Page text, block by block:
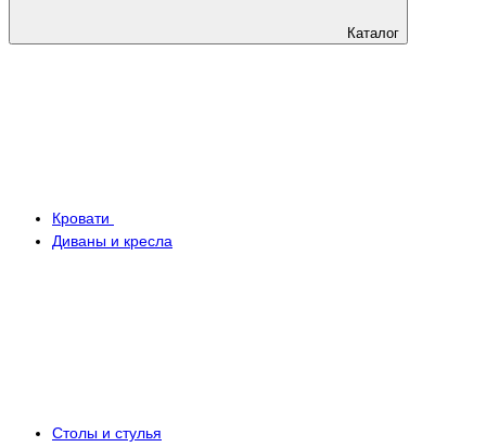
Каталог
Кровати
Диваны и кресла
Столы и стулья